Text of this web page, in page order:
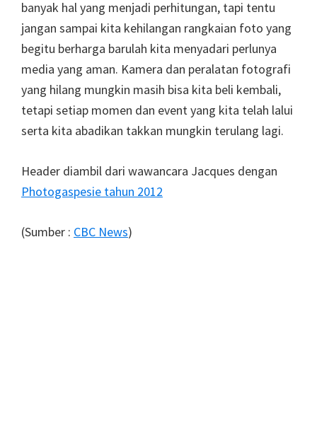
banyak hal yang menjadi perhitungan, tapi tentu
jangan sampai kita kehilangan rangkaian foto yang
begitu berharga barulah kita menyadari perlunya
media yang aman. Kamera dan peralatan fotografi
yang hilang mungkin masih bisa kita beli kembali,
tetapi setiap momen dan event yang kita telah lalui
serta kita abadikan takkan mungkin terulang lagi.
Header diambil dari wawancara Jacques dengan
Photogaspesie tahun 2012
(Sumber : CBC News)